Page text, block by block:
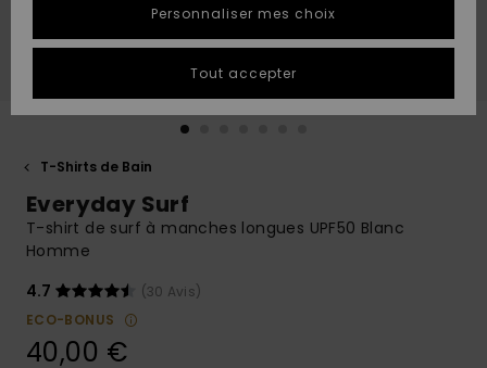
tailles
conversation
plus rapide
à votre
une
conversation
T-Shirts de Bain
Everyday Surf
T-shirt de surf à manches longues UPF50 Blanc
Homme
4.7
(30 Avis)
ECO-BONUS
40,00 €
Personnaliser mes choix
Tout accepter